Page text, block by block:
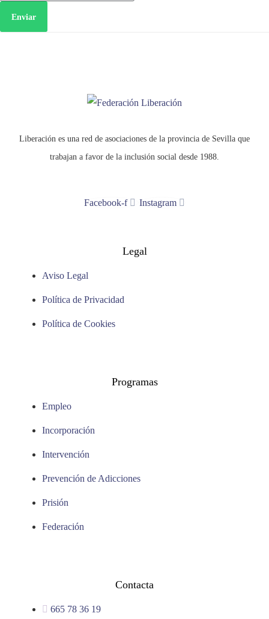
Enviar
Liberación es una red de asociaciones de la provincia de Sevilla que
trabajan a favor de la inclusión social desde 1988.
Facebook-f Instagram
Legal
Aviso Legal
Política de Privacidad
Política de Cookies
Programas
Empleo
Incorporación
Intervención
Prevención de Adicciones
Prisión
Federación
Contacta
665 78 36 19